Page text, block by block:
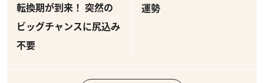
転換期が到来！ 突然の
ビッグチャンスに尻込み
不要
運勢